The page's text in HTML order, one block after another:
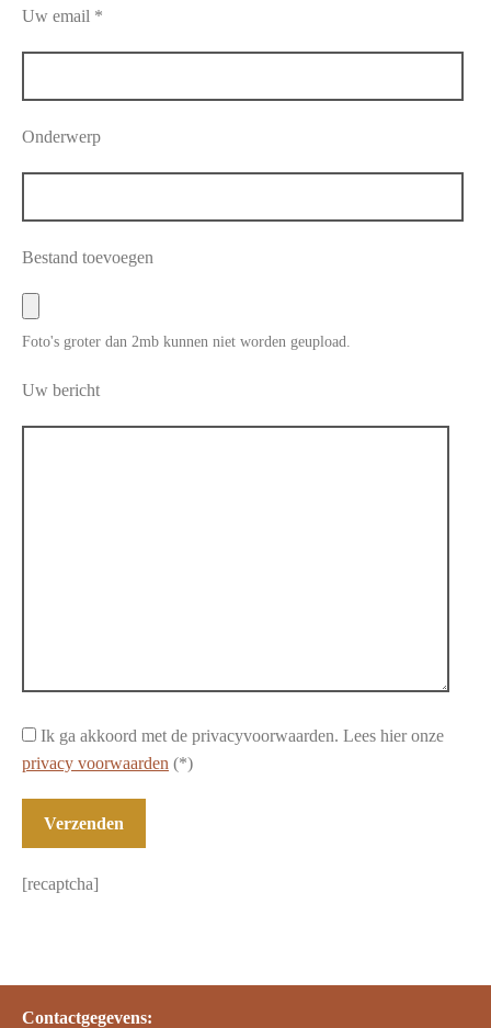
Uw email *
Onderwerp
Bestand toevoegen
Foto's groter dan 2mb kunnen niet worden geupload.
Uw bericht
Ik ga akkoord met de privacyvoorwaarden. Lees hier onze
privacy voorwaarden (*)
[recaptcha]
Contactgegevens: